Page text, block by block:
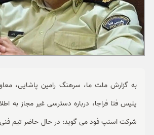
چند رسانه ای
به گزارش ملت ما، سرهنگ رامین پاشایی،
پلیس فتا فراجا، درباره دسترسی غیر مجاز به
شرکت اسنپ فود می گوید: در حال حاضر تیم